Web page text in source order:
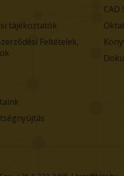
tájékoztatók
Feltételek,
CAD